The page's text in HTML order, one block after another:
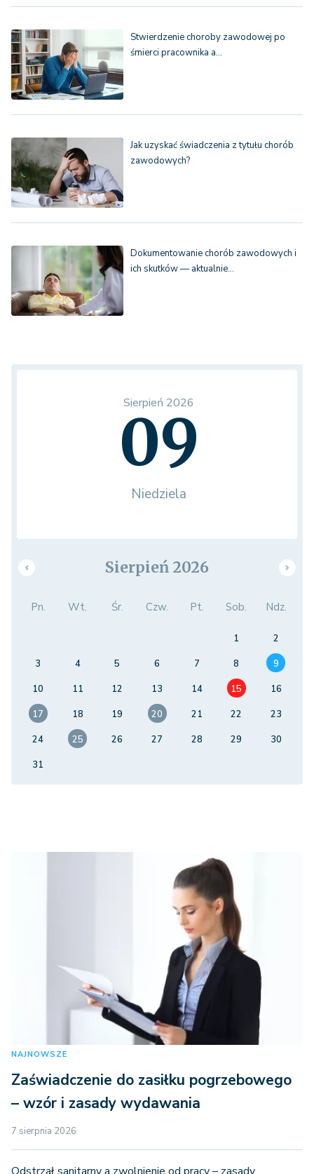
Stwierdzenie choroby zawodowej po
śmierci pracownika a…
Jak uzyskać świadczenia z tytułu chorób
zawodowych?
Dokumentowanie chorób zawodowych i
ich skutków — aktualnie…
Sierpień 2026
09
Niedziela
Sierpień 2026
Pn. Wt. Śr. Czw. Pt. Sob. Ndz.
1
2
3
4 5 6 7 8
9
10
11 12 13 14 15
16
17
18 19 20 21 22
23
24
25 26 27 28 29
30
31
NAJNOWSZE
Zaświadczenie do zasiłku pogrzebowego
– wzór i zasady wydawania
7 sierpnia 2026